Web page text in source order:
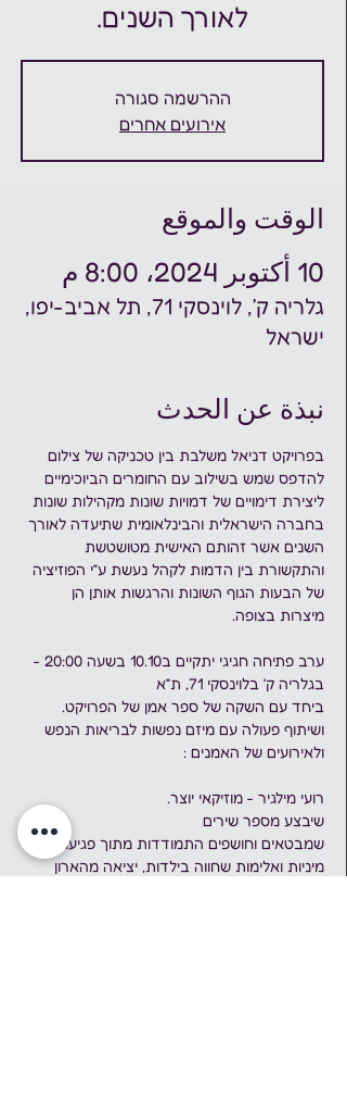
לאורך השנים.
ההרשמה סגורה
אירועים אחרים
الوقت والموقع
10 أكتوبر 2024، 8:00 م
גלריה ק׳, לוינסקי 71, תל אביב-יפו,
ישראל
نبذة عن الحدث
בפרויקט דניאל משלבת בין טכניקה של צילום
להדפס שמש בשילוב עם החומרים הביוכימיים
ליצירת דימויים של דמויות שונות מקהילות שונות
בחברה הישראלית והבינלאומית שתיעדה לאורך
השנים אשר זהותם האישית מטושטשת
והתקשורת בין הדמות לקהל נעשת ע״י הפוזיציה
של הבעות הגוף השונות והרגשות אותן הן
מיצרות בצופה.
ערב פתיחה חגיגי יתקיים ב10.10 בשעה 20:00 -
בגלריה ק׳ בלוינסקי 71, ת״א
ביחד עם השקה של ספר אמן של הפרויקט.
ושיתוף פעולה עם מיזם נפשות לבריאות הנפש
ולאירועים של האמנים :
רועי מילגיר - מוזיקאי יוצר.
שיבצע מספר שירים
שמבטאים וחושפים התמודדות מתוך פגיעות
מיניות ואלימות שחווה בילדות, יציאה מהארון